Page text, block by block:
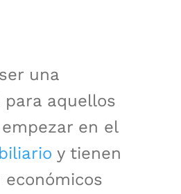
una
aquellos
en el
y tienen